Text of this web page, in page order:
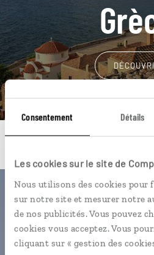
Consentement Détails
Les cookies sur le site de
Nous utilisons des cookies
sur notre site et mesurer notre
de nos publicités. Vous pouvez
cookies vous acceptez. Vous
cliquant sur « gestion des
Une envie